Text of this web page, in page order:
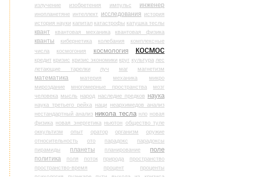
излучение
изобретения импульс инженер
инопланетяне интеллект исследования история
история науки капитал катастрофы катушка теслы
квант квантовая механика квантовая физика
кванты кибернетика колебания
комплексные
числа
космогония космология космос
кредит кризис кризис экономики круг культура лес
летающие тарелки
луч маг магнетизм
математика материя механика
микро
мироздание
многомерные пространства
мозг
человека мысль народ наследие предков наука
наука третьего рейха наци
неархимедов анализ
нестандартный анализ никола тесла нло новая
физика новая энергетика ньютон общество туле
оккультизм
опыт оратор организм
оружие
относительность
ото парадокс
парадоксы
пирамиды
планеты планирование
поле
политика
поля поток природа
пространство
пространство-время
процент
проценты